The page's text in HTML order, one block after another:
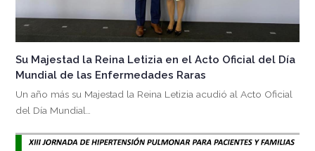
Su Majestad la Reina Letizia en el Acto Oficial del Día
Mundial de las Enfermedades Raras
Un año más su Majestad la Reina Letizia acudió al Acto Oficial
del Día Mundial…